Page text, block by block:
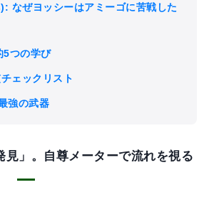
ぜヨッシーはアミーゴに苦戦した
つの学び
ェックリスト
強の武器
」。自尊メーターで流れを視る